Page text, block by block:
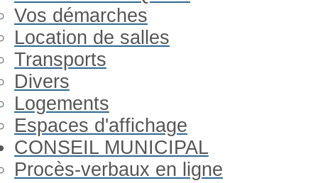
Vos démarches
Location de salles
Transports
Divers
Logements
Espaces d'affichage
CONSEIL MUNICIPAL
Procès-verbaux en ligne